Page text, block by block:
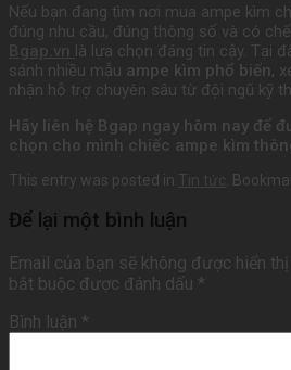
Nếu bạn đang tìm nơi mua ampe kìm
đúng nhu cầu, đúng thông số và có
là lựa chọn đáng tin cậy. Tại
sánh nhiều mẫu ampe kìm phổ biến,
nhận hỗ trợ chuyên sâu từ đội ngũ kỹ
Hãy liên hệ Bgap ngay hôm nay để
chọn cho mình chiếc ampe kìm
This entry was posted in Tin tức .
Để lại một bình luận
Email của bạn sẽ không được hiển
bắt buộc được đánh dấu *
Bình luận *